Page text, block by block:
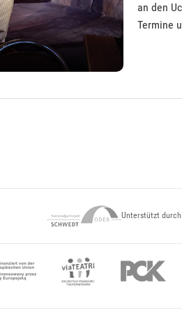
an den
Termine
Unterstützt